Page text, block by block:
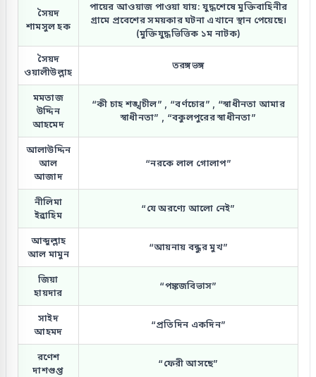
সৈয়দ
শামসুল হক
পায়ের আওয়াজ পাওয়া যায়: যুদ্ধশেষে মুক্তিবাহিনীর
গ্রামে প্রবেশের সময়কার ঘটনা এখানে স্থান পেয়েছে।
(মুক্তিযুদ্ধভিত্তিক ১ম নাটক)
সৈয়দ
ওয়ালীউল্লাহ
তরঙ্গভঙ্গ
মমতাজ
উদ্দিন
আহমেদ
“কী চাহ শঙ্খচীল” , “বর্ণচোর” , “স্বাধীনতা আমার
স্বাধীনতা” , “বকুলপুরের স্বাধীনতা”
আলাউদ্দিন
আল
আজাদ
“নরকে লাল গোলাপ”
নীলিমা
ইব্রাহিম
“যে অরণ্যে আলো নেই”
আব্দুল্লাহ
আল মামুন
“আয়নায় বন্ধুর মুখ”
জিয়া
হায়দার
“পঙ্কজবিভাস”
সাইদ
আহমদ
“প্রতিদিন একদিন”
রণেশ
দাশগুপ্ত
“ফেরী আসছে”